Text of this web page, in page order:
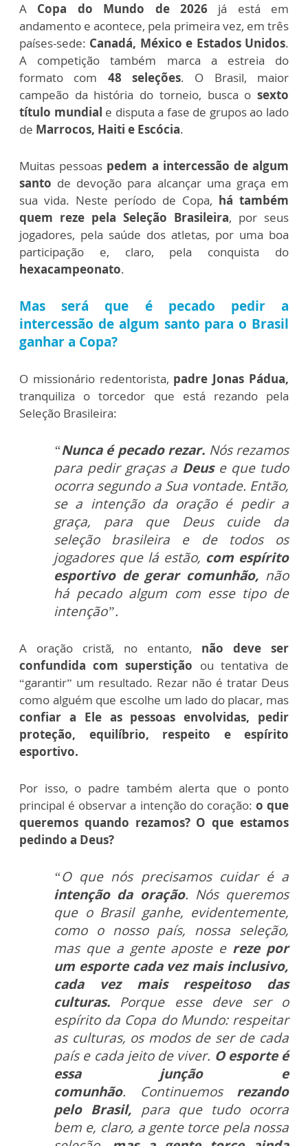
A Copa do Mundo de 2026já está em
andamento e acontece, pela primeira vez, em três
países-sede: Canadá, México e Estados Unidos.
A competição também marca a estreia do
formato com 48 seleções. O Brasil, maior
campeão da história do torneio, busca o sexto
título mundial e disputa a fase de grupos ao lado
de Marrocos, Haiti e Escócia.
Muitas pessoas pedem a intercessão de algum
santo de devoção para alcançar uma graça em
sua vida. Neste período de Copa, há também
quem reze pela Seleção Brasileira, por seus
jogadores, pela saúde dos atletas, por uma boa
participação e, claro, pela conquista do
hexacampeonato.
Mas será que é pecado pedir a
intercessão de algum santo para o Brasil
ganhar a Copa?
O missionário redentorista, padre Jonas Pádua,
tranquiliza o torcedor que está rezando pela
Seleção Brasileira:
“Nunca é pecado rezar. Nós rezamos
para pedir graças a Deuse que tudo
ocorra segundo a Sua vontade. Então,
se a intenção da oração é pedir a
graça, para que Deus cuide da
seleção brasileira e de todos os
jogadores que lá estão, com espírito
esportivo de gerar comunhão, não
há pecado algum com esse tipo de
intenção”.
A oração cristã, no entanto, não deve ser
confundida com superstição ou tentativa de
“garantir” um resultado. Rezar não é tratar Deus
como alguém que escolhe um lado do placar, mas
confiar a Ele as pessoas envolvidas, pedir
proteção, equilíbrio, respeito e espírito
esportivo.
Por isso, o padre também alerta que o ponto
principal é observar a intenção do coração: o que
queremos quando rezamos? O que estamos
pedindo a Deus?
“O que nós precisamos cuidar é a
intenção da oração. Nós queremos
que o Brasil ganhe, evidentemente,
como o nosso país, nossa seleção,
mas que a gente aposte e reze por
um esporte cada vez mais inclusivo,
cada vez mais respeitoso das
culturas. Porque esse deve ser o
espírito da Copa do Mundo: respeitar
as culturas, os modos de ser de cada
país e cada jeito de viver. O esporte é
essa junção e
comunhão. Continuemosrezando
pelo Brasil, para que tudo ocorra
bem e, claro, a gente torce pela nossa